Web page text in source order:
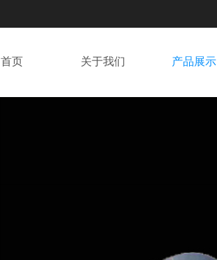
首页 关于我们 产品展示